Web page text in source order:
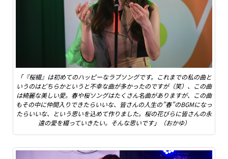
「『桜綴』は初めてのハッピーなラブソングです。これまでの私の曲と
いうのはどちらかというと不幸な曲が多かったのですが（笑）、この曲
は綺麗な美しい愛。春や桜ソングはたくさん名曲がありますが、この曲
もその中に仲間入りできたらいいな、皆さんの人生の”春”のBGMになっ
たらいいな、という思いを込めて作りました。桜の花びらに皆さんの永
遠の愛を綴っていきたい。そんな思いです」（おかゆ）